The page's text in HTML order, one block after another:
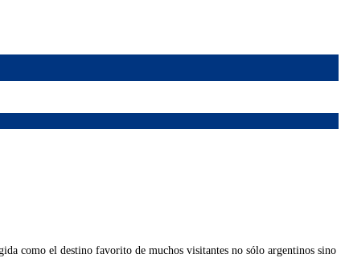
como el destino favorito de muchos visitantes no sólo argentinos sino